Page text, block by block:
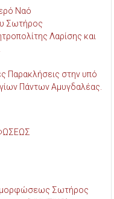
Ναό
Σωτήρος
Λαρίσης και
Παρακλήσεις στην υπό
Πάντων Αμυγδαλέας.
Σωτήρος